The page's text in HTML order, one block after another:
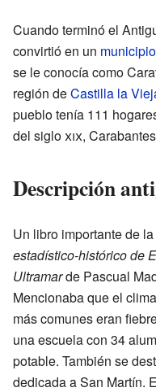
Cuando terminó el
convirtió en un municipio
se le conocía como
región deCastilla la
pueblo tenía 111
del sigloxix,
Descripción
Un libro importante de
estadístico-histórico de
Ultramarde Pascual
Mencionaba que el
más comunes eran
una escuela con 34
potable. También se
dedicada a San Martín.